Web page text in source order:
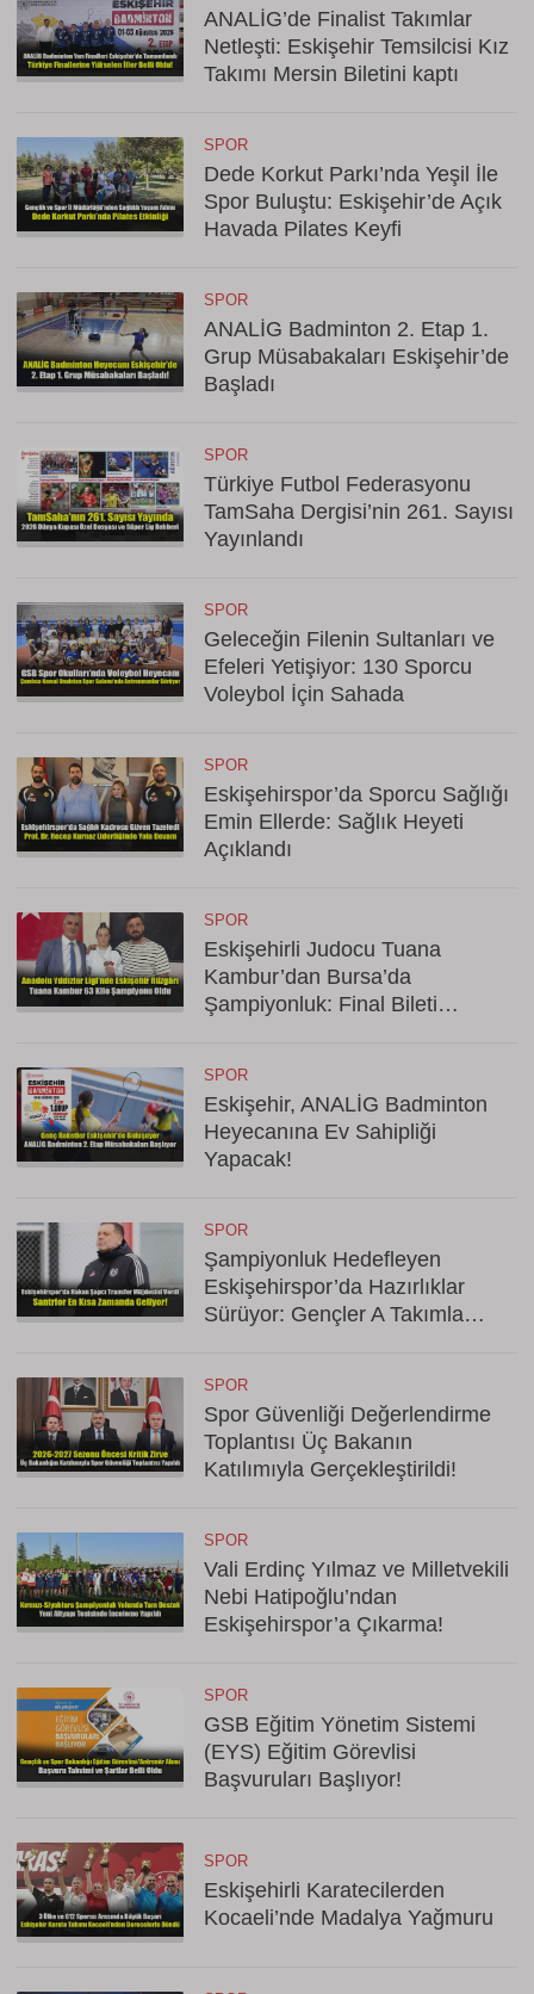
ANALİG’de Finalist Takımlar
Netleşti: Eskişehir Temsilcisi Kız
Takımı Mersin Biletini kaptı
SPOR
Dede Korkut Parkı’nda Yeşil İle
Spor Buluştu: Eskişehir’de Açık
Havada Pilates Keyfi
SPOR
ANALİG Badminton 2. Etap 1.
Grup Müsabakaları Eskişehir’de
Başladı
SPOR
Türkiye Futbol Federasyonu
TamSaha Dergisi’nin 261. Sayısı
Yayınlandı
SPOR
Geleceğin Filenin Sultanları ve
Efeleri Yetişiyor: 130 Sporcu
Voleybol İçin Sahada
SPOR
Eskişehirspor’da Sporcu Sağlığı
Emin Ellerde: Sağlık Heyeti
Açıklandı
SPOR
Eskişehirli Judocu Tuana
Kambur’dan Bursa’da
Şampiyonluk: Final Bileti
SPOR
Eskişehir, ANALİG Badminton
Heyecanına Ev Sahipliği
Yapacak!
SPOR
Şampiyonluk Hedefleyen
Eskişehirspor’da Hazırlıklar
Sürüyor: Gençler A Takımla
SPOR
Spor Güvenliği Değerlendirme
Toplantısı Üç Bakanın
Katılımıyla Gerçekleştirildi!
SPOR
Vali Erdinç Yılmaz ve Milletvekili
Nebi Hatipoğlu’ndan
Eskişehirspor’a Çıkarma!
SPOR
GSB Eğitim Yönetim Sistemi
(EYS) Eğitim Görevlisi
Başvuruları Başlıyor!
SPOR
Eskişehirli Karatecilerden
Kocaeli’nde Madalya Yağmuru